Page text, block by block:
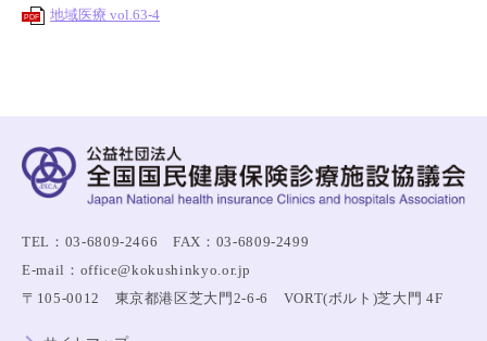
地域医療 vol.63-4
PDF
TEL：03-6809-2466 FAX：03-6809-2499
E-mail：office@kokushinkyo.or.jp
〒105-0012 東京都港区芝大門2-6-6 VORT(ボルト)芝大門 4F